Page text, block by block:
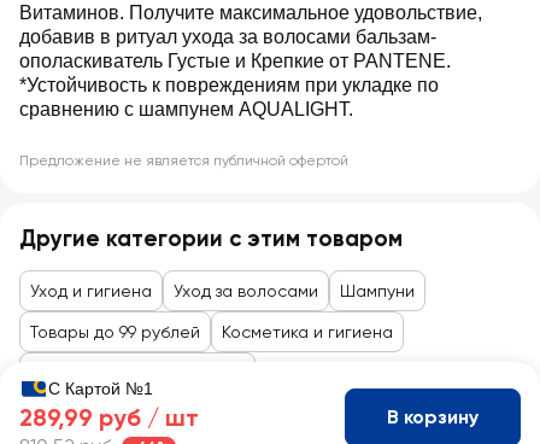
Витаминов. Получите максимальное удовольствие,
добавив в ритуал ухода за волосами бальзам-
ополаскиватель Густые и Крепкие от PANTENE.
*Устойчивость к повреждениям при укладке по
сравнению с шампунем AQUALIGHT.
Предложение не является публичной офертой
Другие категории с этим товаром
Уход и гигиена Уход за волосами Шампуни
Товары до 99 рублей Косметика и гигиена
С Картой №1
289,99 руб / шт В корзину